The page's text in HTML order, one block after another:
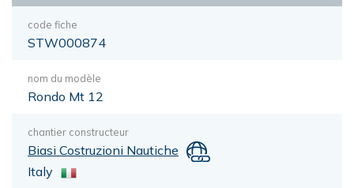
code fiche
STW000874
nom du modèle
Rondo Mt 12
chantier constructeur
Biasi Costruzioni Nautiche
Italy